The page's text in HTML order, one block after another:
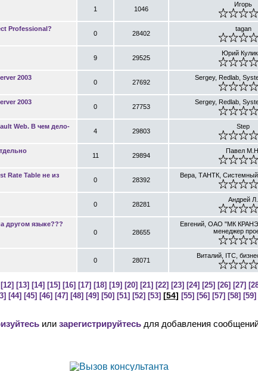
1 1046
Игорь
Professional?
0 28402
tagan
9 29525
Юрий
2003
0 27692
Sergey, Redlab,
2003
0 27753
Sergey, Redlab,
Web. В чем дело-
4 29803
Step
11 29894
Павел М.Н.
Rate Table не из
0 28392
Вера, ТАНТК, Системный
0 28281
Андрей Л.
другом языке???
0
28655
Евгений, ОАО "МК
менеджер
0 28071
Виталий, ITC,
[12] [13] [14] [15] [16] [17] [18] [19] [20] [21] [22] [23] [24] [25] [26] [27]
[44] [45] [46] [47] [48] [49] [50] [51] [52] [53] [54] [55] [56] [57] [58] [59]
или зарегистрируйтесьдля добавления